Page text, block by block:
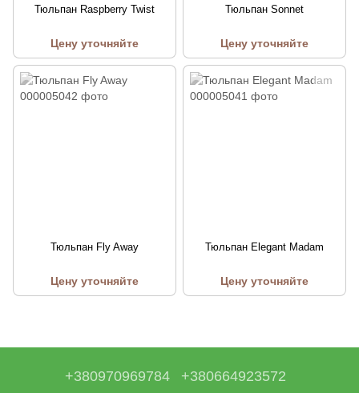
Тюльпан Raspberry Twist
Цену уточняйте
Тюльпан Sonnet
Цену уточняйте
Тюльпан Fly Away
Цену уточняйте
Тюльпан Elegant Madam
Цену уточняйте
+380970969784 +380664923572